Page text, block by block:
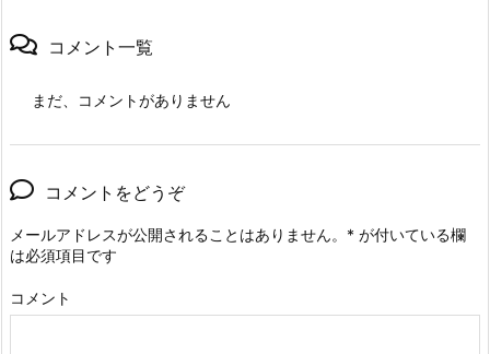
コメント一覧
まだ、コメントがありません
コメントをどうぞ
メールアドレスが公開されることはありません。 * が付いている欄
は必須項目です
コメント